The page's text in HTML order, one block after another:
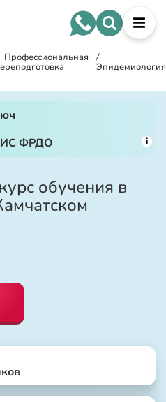
Профессиональная /
Эпидемиология
ФРДО
i
обучения в